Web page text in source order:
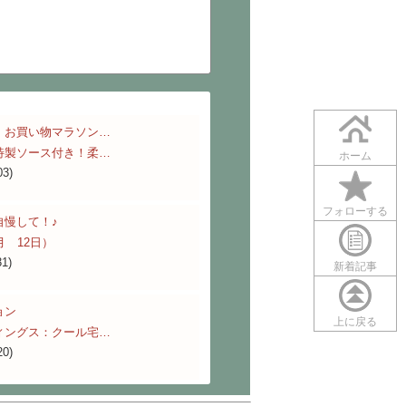
ホーム
フォローする
新着記事
上に戻る
お買い物マラソン…
製ソース付き！柔…
慢して！♪
12日）
ン
グス：クール宅…